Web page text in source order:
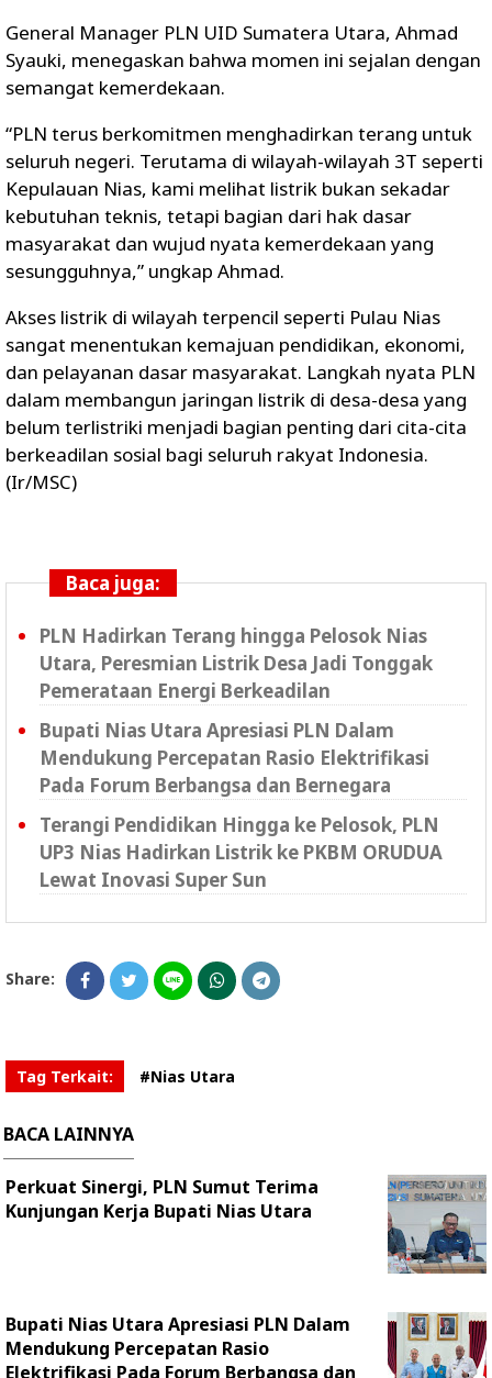
General Manager PLN UID Sumatera Utara, Ahmad
Syauki, menegaskan bahwa momen ini sejalan dengan
semangat kemerdekaan.
“PLN terus berkomitmen menghadirkan terang untuk
seluruh negeri. Terutama di wilayah-wilayah 3T seperti
Kepulauan Nias, kami melihat listrik bukan sekadar
kebutuhan teknis, tetapi bagian dari hak dasar
masyarakat dan wujud nyata kemerdekaan yang
sesungguhnya,” ungkap Ahmad.
Akses listrik di wilayah terpencil seperti Pulau Nias
sangat menentukan kemajuan pendidikan, ekonomi,
dan pelayanan dasar masyarakat. Langkah nyata PLN
dalam membangun jaringan listrik di desa-desa yang
belum terlistriki menjadi bagian penting dari cita-cita
berkeadilan sosial bagi seluruh rakyat Indonesia.
(Ir/MSC)
Baca juga:
PLN Hadirkan Terang hingga Pelosok Nias
Utara, Peresmian Listrik Desa Jadi Tonggak
Pemerataan Energi Berkeadilan
Bupati Nias Utara Apresiasi PLN Dalam
Mendukung Percepatan Rasio Elektrifikasi
Pada Forum Berbangsa dan Bernegara
Terangi Pendidikan Hingga ke Pelosok, PLN
UP3 Nias Hadirkan Listrik ke PKBM ORUDUA
Lewat Inovasi Super Sun
Share:
Tag Terkait: #Nias Utara
BACA LAINNYA
Perkuat Sinergi, PLN Sumut Terima
Kunjungan Kerja Bupati Nias Utara
Bupati Nias Utara Apresiasi PLN Dalam
Mendukung Percepatan Rasio
Elektrifikasi Pada Forum Berbangsa dan